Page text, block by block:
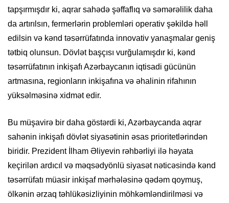
tapşırmışdır ki, aqrar sahədə şəffaflıq və səmərəlilik daha
da artırılsın, fermerlərin problemləri operativ şəkildə həll
edilsin və kənd təsərrüfatında innovativ yanaşmalar geniş
tətbiq olunsun. Dövlət başçısı vurğulamışdır ki, kənd
təsərrüfatının inkişafı Azərbaycanın iqtisadi gücünün
artmasına, regionların inkişafına və əhalinin rifahının
yüksəlməsinə xidmət edir.
Bu müşavirə bir daha göstərdi ki, Azərbaycanda aqrar
sahənin inkişafı dövlət siyasətinin əsas prioritetlərindən
biridir. Prezident İlham Əliyevin rəhbərliyi ilə həyata
keçirilən ardıcıl və məqsədyönlü siyasət nəticəsində kənd
təsərrüfatı müasir inkişaf mərhələsinə qədəm qoymuş,
ölkənin ərzaq təhlükəsizliyinin möhkəmləndirilməsi və